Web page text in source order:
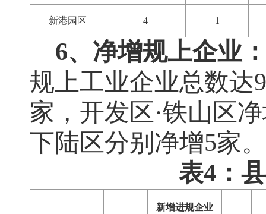
新港园区 4 1
6、净增规上企业
规上工业企业总数达
家，开发区·铁山区
下陆区分别净增5家。
表4：
新增进规企业